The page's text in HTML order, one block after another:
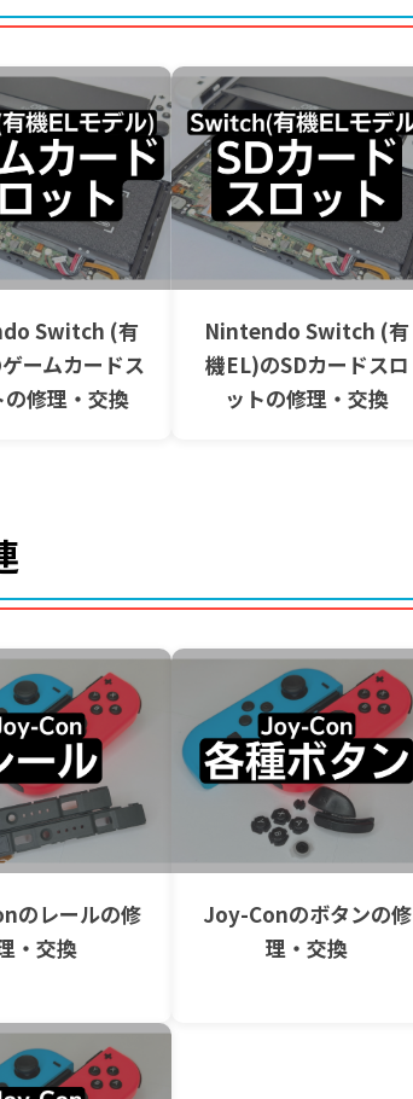
Switch (有
ームカードス
の修理・交換
Nintendo Switch (有
機EL)のSDカードスロ
ットの修理・交換
のレールの修
・交換
Joy-Conのボタンの修
理・交換